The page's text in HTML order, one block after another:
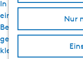
Nur
r
o
e
In Heeg und
einem Besuch in
Beispiel eine Fahrt
gemieteten Boot.
kleine Insel namens